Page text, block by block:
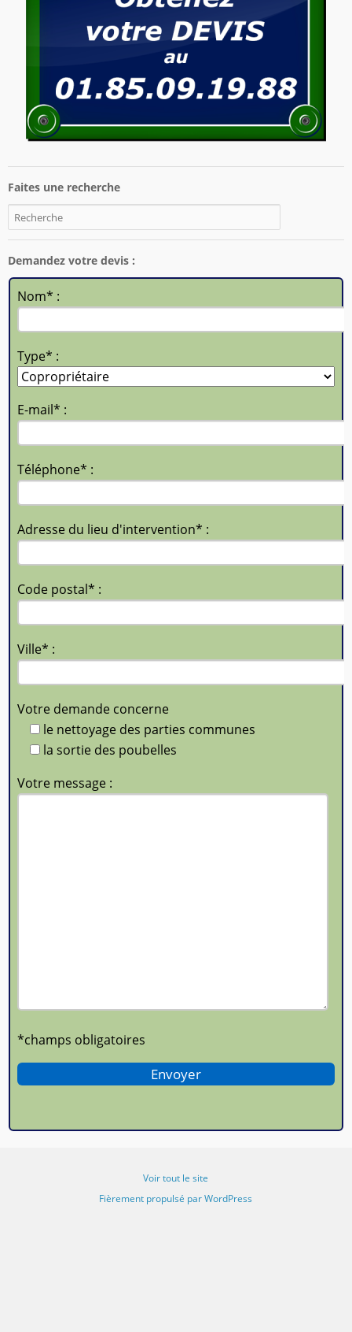
Faites une recherche
Demandez votre devis :
Nom* :
Type* :
E-mail* :
Téléphone* :
Adresse du lieu d'intervention* :
Code postal* :
Ville* :
Votre demande concerne
le nettoyage des parties communes
la sortie des poubelles
Votre message :
*champs obligatoires
Voir tout le site
Fièrement propulsé par WordPress